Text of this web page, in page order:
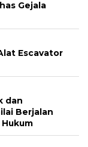
Gejala
Escavator
dan
Berjalan